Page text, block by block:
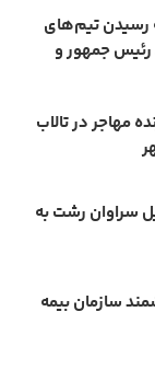
رسیدن تیم‌های
رئیس جمهور و
هزار پرنده مهاجر در تالاب
سراوان رشت به
سازمان بیمه